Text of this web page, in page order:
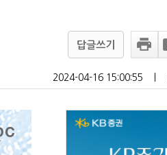
답글쓰기
2024-04-16 15:00:55